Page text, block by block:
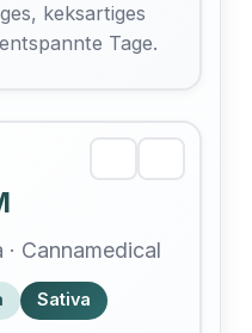
keksartiges
Tage.
Cannamedical
Sativa